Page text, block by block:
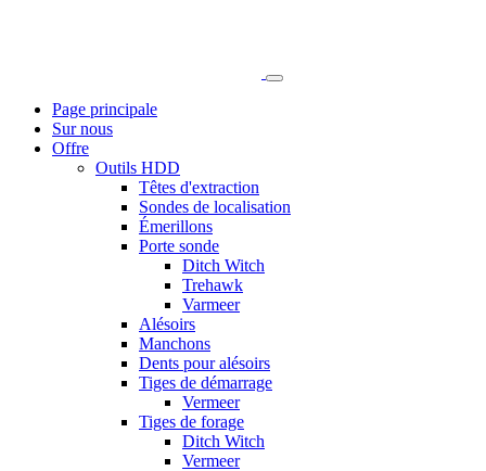
Page principale
Sur nous
Offre
Outils HDD
Têtes d'extraction
Sondes de localisation
Émerillons
Porte sonde
Ditch Witch
Trehawk
Varmeer
Alésoirs
Manchons
Dents pour alésoirs
Tiges de démarrage
Vermeer
Tiges de forage
Ditch Witch
Vermeer